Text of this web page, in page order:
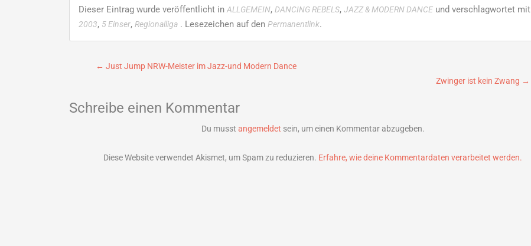
Dieser Eintrag wurde veröffentlicht in ALLGEMEIN, DANCING REBELS, JAZZ & MODERN DANCE und verschlagwortet mit
2003, 5 Einser, Regionalliga . Lesezeichen auf den Permanentlink.
Beitragsnavigation
← Just Jump NRW-Meister im Jazz-und Modern Dance
Zwinger ist kein Zwang →
Schreibe einen Kommentar
Du musst angemeldet sein, um einen Kommentar abzugeben.
Diese Website verwendet Akismet, um Spam zu reduzieren. Erfahre, wie deine Kommentardaten verarbeitet werden.